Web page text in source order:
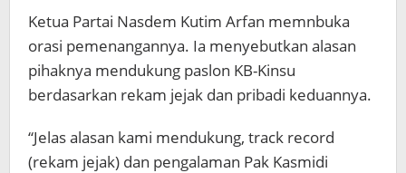
Ketua Partai Nasdem Kutim Arfan memnbuka
orasi pemenangannya. Ia menyebutkan alasan
pihaknya mendukung paslon KB-Kinsu
berdasarkan rekam jejak dan pribadi keduannya.
“Jelas alasan kami mendukung, track record
(rekam jejak) dan pengalaman Pak Kasmidi